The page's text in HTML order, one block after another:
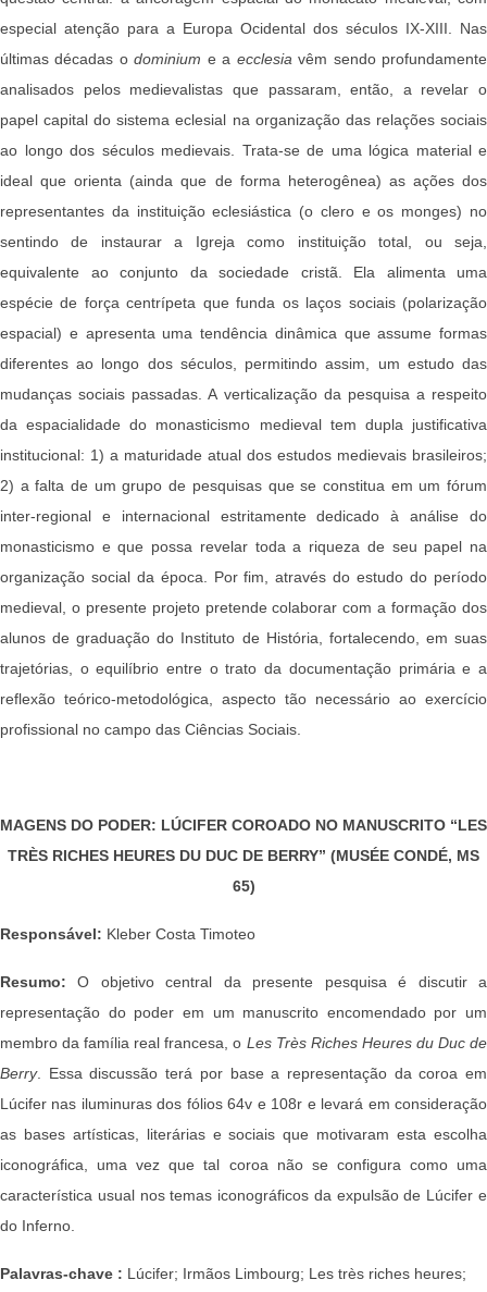
especial atenção para a Europa Ocidental dos séculos IX-XIII. Nas
últimas décadas odominium e a ecclesia vêm sendo profundamente
analisados pelos medievalistas que passaram, então, a revelar o
papel capital do sistema eclesial na organização das relações sociais
ao longo dos séculos medievais. Trata-se de uma lógica material e
ideal que orienta (ainda que de forma heterogênea) as ações dos
representantes da instituição eclesiástica (o clero e os monges) no
sentindo de instaurar a Igreja como instituição total, ou seja,
equivalente ao conjunto da sociedade cristã. Ela alimenta uma
espécie de força centrípeta que funda os laços sociais (polarização
espacial) e apresenta uma tendência dinâmica que assume formas
diferentes ao longo dos séculos, permitindo assim, um estudo das
mudanças sociais passadas. A verticalização da pesquisa a respeito
da espacialidade do monasticismo medieval tem dupla justificativa
institucional: 1) a maturidade atual dos estudos medievais brasileiros;
2) a falta de um grupo de pesquisas que se constitua em um fórum
inter-regional e internacional estritamente dedicado à análise do
monasticismo e que possa revelar toda a riqueza de seu papel na
organização social da época. Por fim, através do estudo do período
medieval, o presente projeto pretende colaborar com a formação dos
alunos de graduação do Instituto de História, fortalecendo, em suas
trajetórias, o equilíbrio entre o trato da documentação primária e a
reflexão teórico-metodológica, aspecto tão necessário ao exercício
profissional no campo das Ciências Sociais.
MAGENS DO PODER: LÚCIFER COROADO NO MANUSCRITO “LES
TRÈS RICHES HEURES DU DUC DE BERRY” (MUSÉE CONDÉ, MS
65)
Responsável: Kleber Costa Timoteo
Resumo:O objetivo central da presente pesquisa é discutir a
representação do poder em um manuscrito encomendado por um
membro da família real francesa, o Les Très Riches Heures du Duc de
Berry. Essa discussão terá por base a representação da coroa em
Lúcifer nas iluminuras dos fólios 64v e 108r e levará em consideração
as bases artísticas, literárias e sociais que motivaram esta escolha
iconográfica, uma vez que tal coroa não se configura como uma
característica usual nos temas iconográficos da expulsão de Lúcifer e
do Inferno.
Palavras-chave : Lúcifer; Irmãos Limbourg; Les très riches heures;